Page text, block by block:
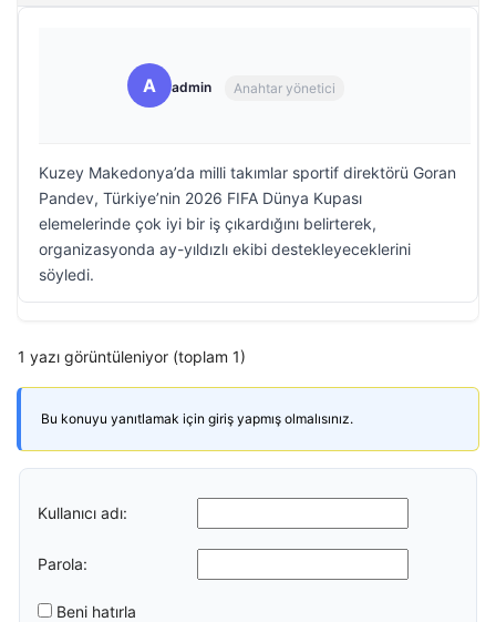
A admin Anahtar yönetici
Kuzey Makedonya’da milli takımlar sportif direktörü Goran
Pandev, Türkiye’nin 2026 FIFA Dünya Kupası
elemelerinde çok iyi bir iş çıkardığını belirterek,
organizasyonda ay-yıldızlı ekibi destekleyeceklerini
söyledi.
1 yazı görüntüleniyor (toplam 1)
Bu konuyu yanıtlamak için giriş yapmış olmalısınız.
Kullanıcı adı:
Parola:
Beni hatırla